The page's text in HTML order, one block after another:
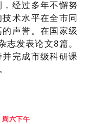
经过多年不懈努
术水平在全市同
声誉。在国家级
发表论文8篇。
完成市级科研课
周六下午